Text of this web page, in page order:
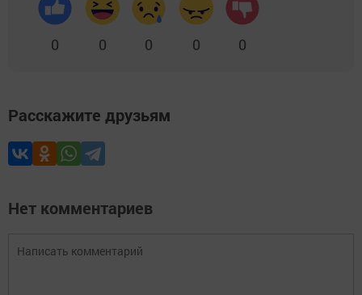
0 0 0 0 0
Расскажите друзьям
Нет комментариев